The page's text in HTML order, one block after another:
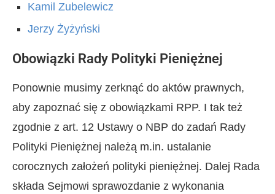
Kamil Zubelewicz
Jerzy Żyżyński
Obowiązki Rady Polityki Pieniężnej
Ponownie musimy zerknąć do aktów prawnych,
aby zapoznać się z obowiązkami RPP. I tak też
zgodnie z art. 12 Ustawy o NBP do zadań Rady
Polityki Pieniężnej należą m.in. ustalanie
corocznych założeń polityki pieniężnej. Dalej Rada
składa Sejmowi sprawozdanie z wykonania